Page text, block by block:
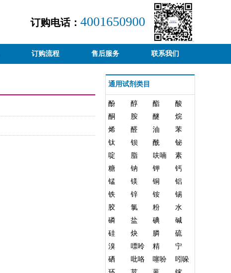
订购电话： 4001650900
订购流程 售后服务 联系我们
通用试剂类目
酚 醇 酯
酸
酮
胺 醚
烷
烯
醛 油
苯
钛
钡 酰
铋
啶
脂 呋喃
素
糖
钠 钾
钙
锰
镁 铜
铝
铁
锌 铵
锡
胶
氯 粉
水
磷
盐 碘
碱
硅
炔 膦
硫
溴
嘌呤 精
宁
硒
吡咯 噻吩
吲哚